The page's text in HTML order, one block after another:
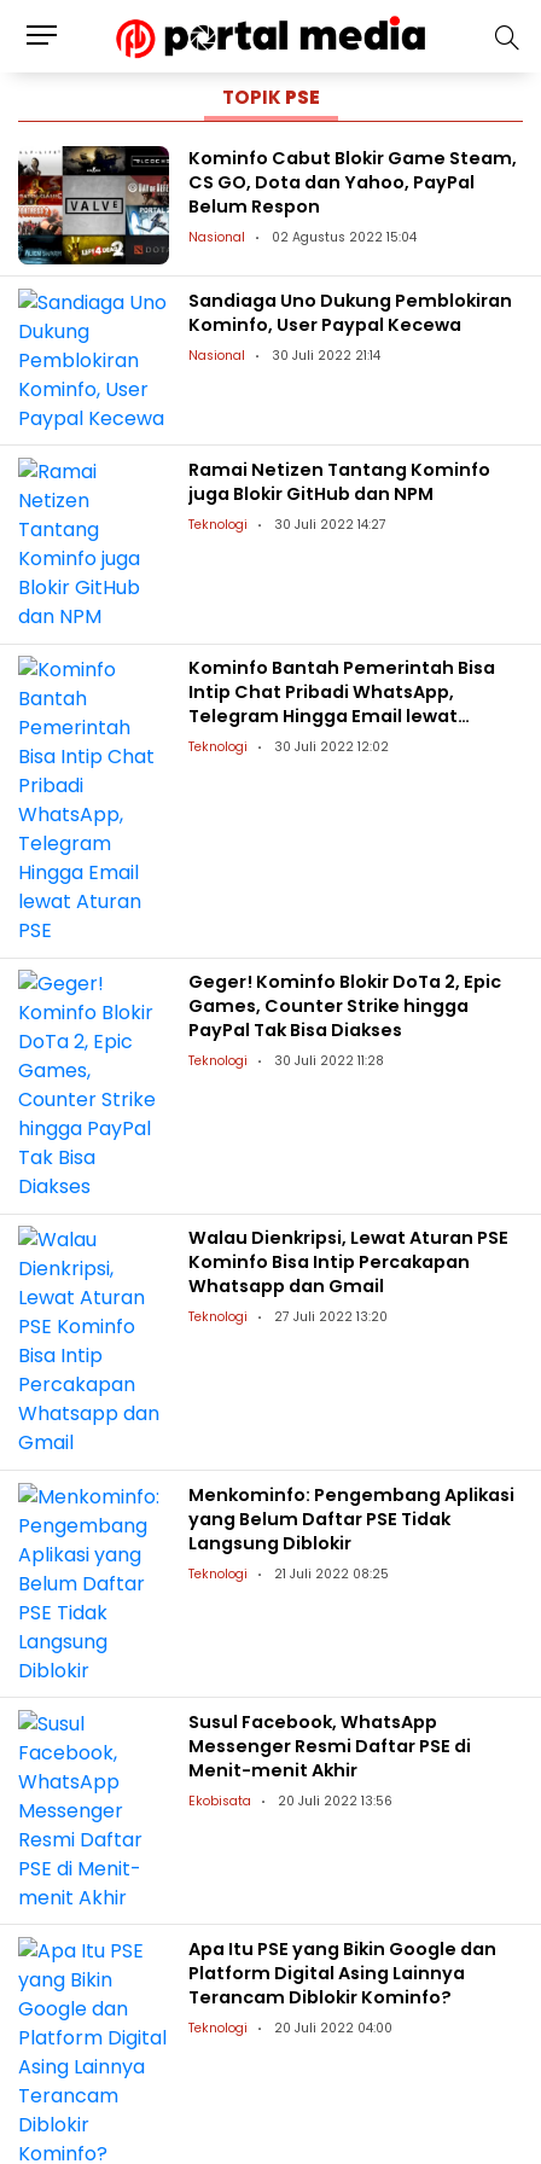
TOPIK PSE
Kominfo Cabut Blokir Game Steam,
CS GO, Dota dan Yahoo, PayPal
Belum Respon
Nasional 02 Agustus 2022 15:04
Sandiaga Uno Dukung Pemblokiran
Kominfo, User Paypal Kecewa
Nasional 30 Juli 2022 21:14
Ramai Netizen Tantang Kominfo
juga Blokir GitHub dan NPM
Teknologi 30 Juli 2022 14:27
Kominfo Bantah Pemerintah Bisa
Intip Chat Pribadi WhatsApp,
Telegram Hingga Email lewat
Aturan PSE
Teknologi 30 Juli 2022 12:02
Geger! Kominfo Blokir DoTa 2, Epic
Games, Counter Strike hingga
PayPal Tak Bisa Diakses
Teknologi 30 Juli 2022 11:28
Walau Dienkripsi, Lewat Aturan PSE
Kominfo Bisa Intip Percakapan
Whatsapp dan Gmail
Teknologi 27 Juli 2022 13:20
Menkominfo: Pengembang Aplikasi
yang Belum Daftar PSE Tidak
Langsung Diblokir
Teknologi 21 Juli 2022 08:25
Susul Facebook, WhatsApp
Messenger Resmi Daftar PSE di
Menit-menit Akhir
Ekobisata 20 Juli 2022 13:56
Apa Itu PSE yang Bikin Google dan
Platform Digital Asing Lainnya
Terancam Diblokir Kominfo?
Teknologi 20 Juli 2022 04:00